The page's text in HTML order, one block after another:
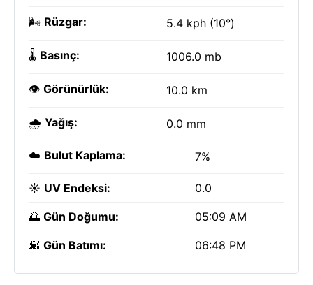
🌬️ Rüzgar: 5.4 kph (10°)
🌡️ Basınç: 1006.0 mb
👁️ Görünürlük: 10.0 km
🌧️ Yağış: 0.0 mm
☁️ Bulut Kaplama: 7%
☀️ UV Endeksi: 0.0
🌅 Gün Doğumu: 05:09 AM
🌇 Gün Batımı: 06:48 PM